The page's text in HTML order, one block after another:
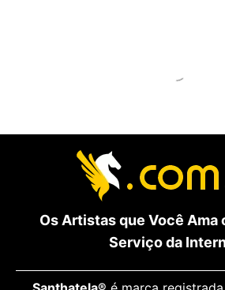
Os Artistas que Você Ama
Serviço da